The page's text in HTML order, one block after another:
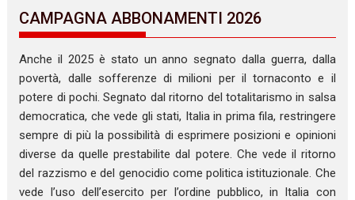
CAMPAGNA ABBONAMENTI 2026
Anche il 2025 è stato un anno segnato dalla guerra, dalla
povertà, dalle sofferenze di milioni per il tornaconto e il
potere di pochi. Segnato dal ritorno del totalitarismo in salsa
democratica, che vede gli stati, Italia in prima fila, restringere
sempre di più la possibilità di esprimere posizioni e opinioni
diverse da quelle prestabilite dal potere. Che vede il ritorno
del razzismo e del genocidio come politica istituzionale. Che
vede l’uso dell’esercito per l’ordine pubblico, in Italia con